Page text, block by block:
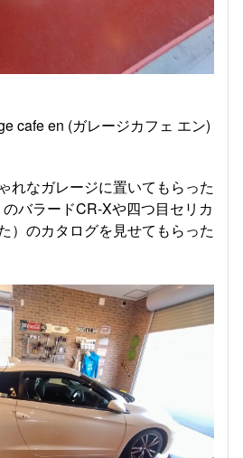
cafe en (ガレージカフェ エン)
れなガレージに置いてもらった
バラードCR-Xや四つ目セリカ
）のカタログを見せてもらった